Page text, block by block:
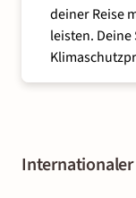
deiner Reise
leisten.